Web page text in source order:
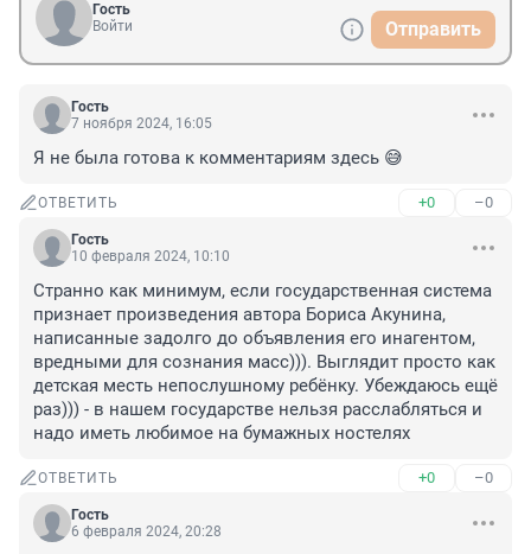
Гость
Войти
Отправить
Гость
7 ноября 2024, 16:05
Я не была готова к комментариям здесь 😅
ОТВЕТИТЬ +0 –0
Гость
10 февраля 2024, 10:10
Странно как минимум, если государственная система
признает произведения автора Бориса Акунина,
написанные задолго до объявления его инагентом,
вредными для сознания масс))). Выглядит просто как
детская месть непослушному ребёнку. Убеждаюсь ещё
раз))) - в нашем государстве нельзя расслабляться и
надо иметь любимое на бумажных ностелях
ОТВЕТИТЬ +0 –0
Гость
6 февраля 2024, 20:28